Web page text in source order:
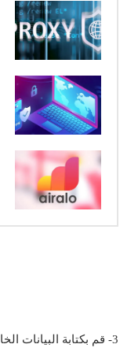
3- قم بكتابة البيانات الخاصّة بك ثم اضغط Continue.